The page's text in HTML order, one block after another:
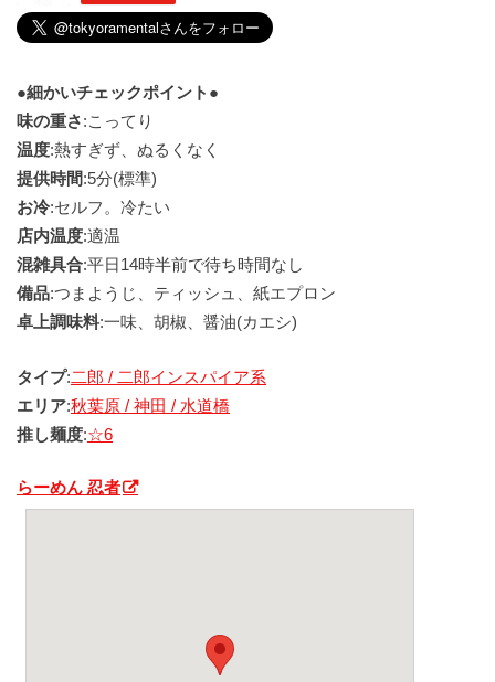
●細かいチェックポイント●
味の重さ:こってり
温度:熱すぎず、ぬるくなく
提供時間:5分(標準)
お冷:セルフ。冷たい
店内温度:適温
混雑具合:平日14時半前で待ち時間なし
備品:つまようじ、ティッシュ、紙エプロン
卓上調味料:一味、胡椒、醤油(カエシ)
タイプ:二郎 / 二郎インスパイア系
エリア:秋葉原 / 神田 / 水道橋
推し麺度:☆6
らーめん 忍者